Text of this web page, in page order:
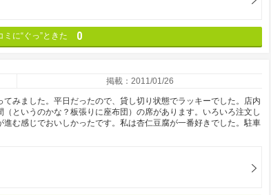
ミに“ぐっ”ときた 0
掲載：2011/01/26
みました。平日だったので、貸し切り状態でラッキーでした。店内
というのかな？板張りに座布団）の席があります。いろいろ注文し
む感じでおいしかったです。私は杏仁豆腐が一番好きでした。駐車